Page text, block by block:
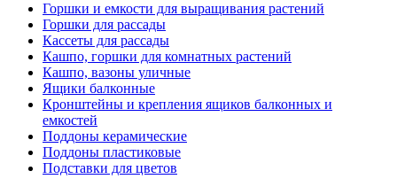
Горшки и емкости для выращивания растений
Горшки для рассады
Кассеты для рассады
Кашпо, горшки для комнатных растений
Кашпо, вазоны уличные
Ящики балконные
Кронштейны и крепления ящиков балконных и
емкостей
Поддоны керамические
Поддоны пластиковые
Подставки для цветов